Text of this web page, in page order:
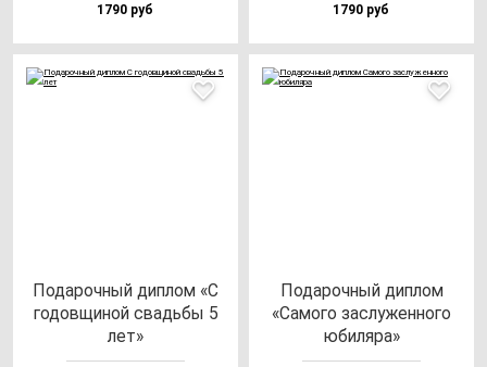
1790 руб 1790 руб
Пода­роч­ный дип­лом «С
го­дов­щи­ной свадь­бы 5
лет»
Пода­роч­ный дип­лом
«Само­го зас­лу­жен­но­го
юби­ля­ра»